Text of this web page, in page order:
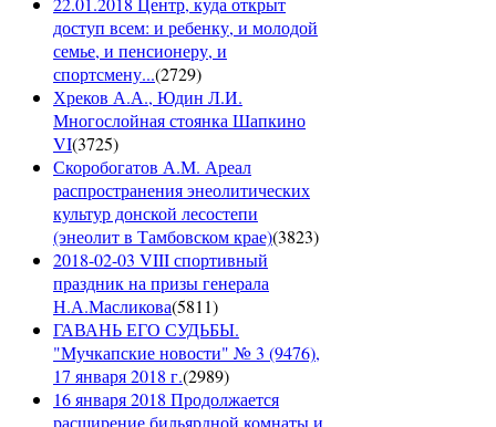
доступ всем: и ребенку, и молодой
семье, и пенсионеру, и
спортсмену...(2729)
Хреков А.А., Юдин Л.И.
Многослойная стоянка Шапкино
VI(3725)
Скоробогатов А.М. Ареал
распространения энеолитических
культур донской лесостепи
(энеолит в Тамбовском крае)(3823)
2018-02-03 VIII спортивный
праздник на призы генерала
Н.А.Масликова(5811)
ГАВАНЬ ЕГО СУДЬБЫ.
"Мучкапские новости" № 3 (9476),
17 января 2018 г.(2989)
16 января 2018 Продолжается